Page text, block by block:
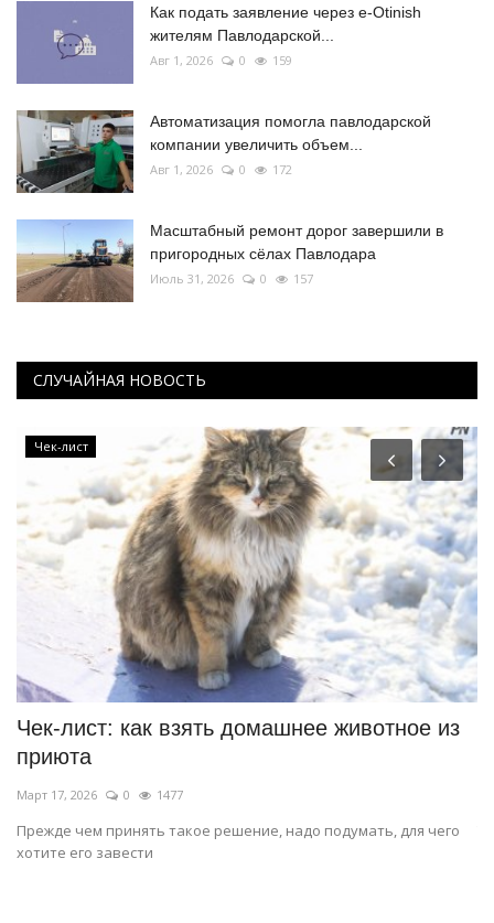
Как подать заявление через e-Otinish
жителям Павлодарской...
Авг 1, 2026 0 159
Автоматизация помогла павлодарской
компании увеличить объем...
Авг 1, 2026 0 172
Масштабный ремонт дорог завершили в
пригородных сёлах Павлодара
Июль 31, 2026 0 157
СЛУЧАЙНАЯ НОВОСТЬ
Чек-лист
Чек-лист: как взять домашнее животное из
приюта
Март 17, 2026 0 1477
Прежде чем принять такое решение, надо подумать, для чего
хотите его завести